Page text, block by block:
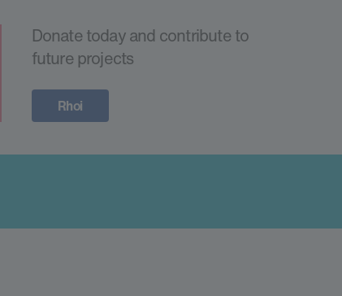
Donate today and contribute to
future projects
Rhoi